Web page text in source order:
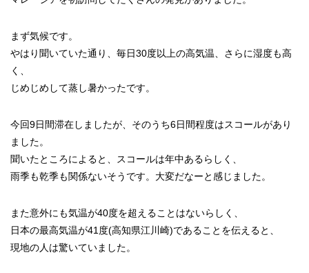
まず気候です。
やはり聞いていた通り、毎日30度以上の高気温、さらに湿度も高
く、
じめじめして蒸し暑かったです。
今回9日間滞在しましたが、そのうち6日間程度はスコールがあり
ました。
聞いたところによると、スコールは年中あるらしく、
雨季も乾季も関係ないそうです。大変だなーと感じました。
また意外にも気温が40度を超えることはないらしく、
日本の最高気温が41度(高知県江川崎)であることを伝えると、
現地の人は驚いていました。